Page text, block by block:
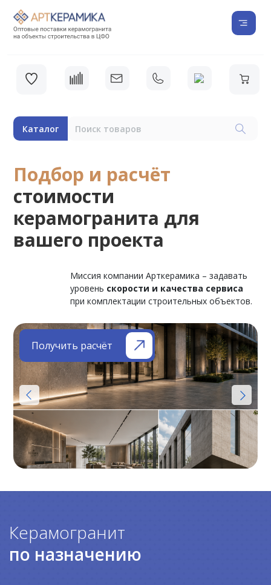
Каталог
Подбор и расчёт
стоимости
керамогранита для
вашего проекта
Миссия компании Арткерамика – задавать
уровень скорости и качества сервиса
при комплектации строительных объектов.
Получить расчёт
Керамогранит
по назначению